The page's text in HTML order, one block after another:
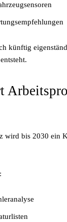
künftig
wird bis 2030 ein